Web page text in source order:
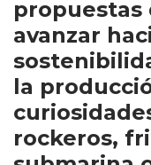
propuestas
avanzar
la
rockeros,